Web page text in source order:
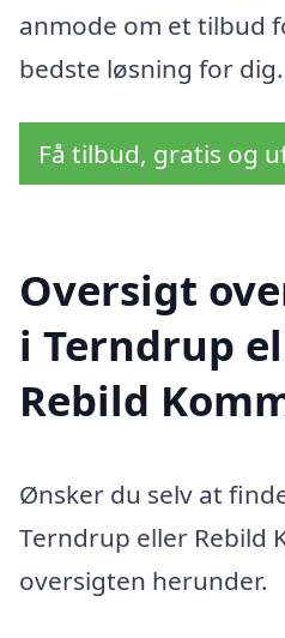
anmode om et tilbud
bedste løsning for dig.
Få tilbud, gratis og
Oversigt
i Terndrup
Rebild
Ønsker du selv at
Terndrup eller Rebild
oversigten herunder.